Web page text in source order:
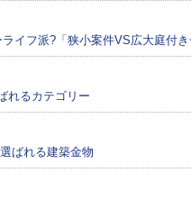
イフ派?「狭小案件VS広大庭付き
れるカテゴリー
ばれる建築金物